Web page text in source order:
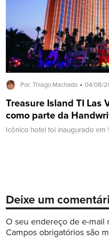
Por: Thiago Machado 04/08/
Treasure Island TI Las
como parte da
Icônico hotel foi inaugurado em
Deixe um
O seu endereço de e-mail
Campos obrigatórios são